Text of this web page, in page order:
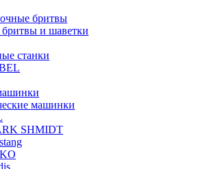
бритвы
и шаветки
станки
машинки
SHMIDT